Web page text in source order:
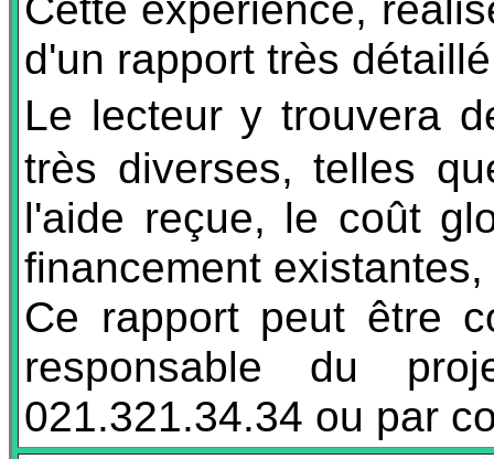
d'un rapport très
Le lecteur y trouvera
très diverses, telles
l'aide reçue, le coût
financement existantes,
Ce rapport peut être
responsable du
021.321.34.34 ou par